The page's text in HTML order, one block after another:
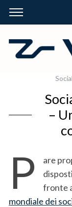
–
P
are
fronte
mondiale dei